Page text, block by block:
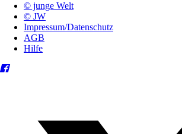
© junge Welt
© JW
Impressum/Datenschutz
AGB
Hilfe